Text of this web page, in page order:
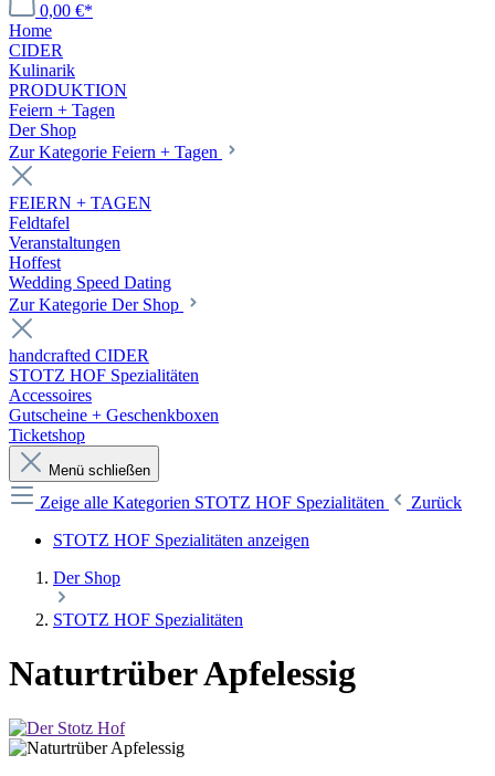
0,00 €*
Home
CIDER
Kulinarik
PRODUKTION
Feiern + Tagen
Der Shop
Zur Kategorie Feiern + Tagen
FEIERN + TAGEN
Feldtafel
Veranstaltungen
Hoffest
Wedding Speed Dating
Zur Kategorie Der Shop
handcrafted CIDER
STOTZ HOF Spezialitäten
Accessoires
Gutscheine + Geschenkboxen
Ticketshop
Menü schließen
Zeige alle Kategorien STOTZ HOF Spezialitäten
Zurück
STOTZ HOF Spezialitäten anzeigen
Der Shop
STOTZ HOF Spezialitäten
Naturtrüber Apfelessig